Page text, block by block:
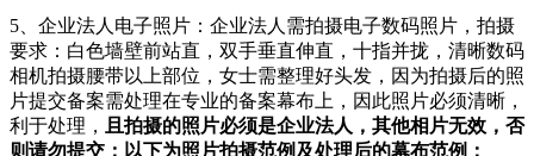
5、企业法人电子照片：企业法人需拍摄电子数码照片，拍摄
要求：白色墙壁前站直，双手垂直伸直，十指并拢，清晰数码
相机拍摄腰带以上部位，女士需整理好头发，因为拍摄后的照
片提交备案需处理在专业的备案幕布上，因此照片必须清晰，
利于处理，
且拍摄的照片必须是企业法人，其他相片无效，否
则请勿提交；以下为照片拍摄范例及处理后的幕布范例：